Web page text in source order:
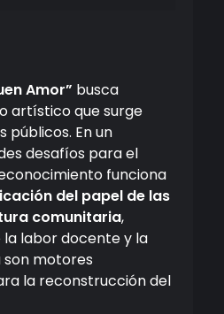
Amor” busca
artístico que surge
públicos. En un
desafíos para el
funciona
del papel de las
comunitaria,
labor docente y la
motores
la reconstrucción del